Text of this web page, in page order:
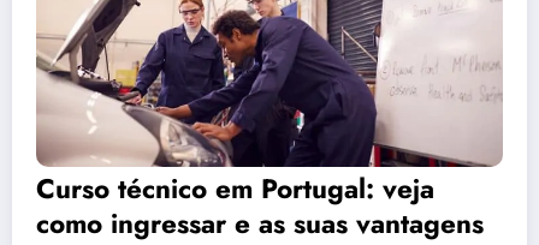
Curso técnico em Portugal: veja
como ingressar e as suas vantagens